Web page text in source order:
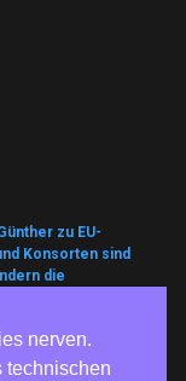
zu EU-
Konsorten sind
die
und Guerilla
nerven.
technischen